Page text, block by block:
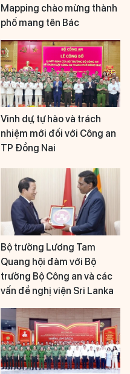
Mapping chào mừng thành
phố mang tên Bác
Vinh dự, tự hào và trách
nhiệm mới đối với Công an
TP Đồng Nai
Bộ trưởng Lương Tam
Quang hội đàm với Bộ
trưởng Bộ Công an và các
vấn đề nghị viện Sri Lanka